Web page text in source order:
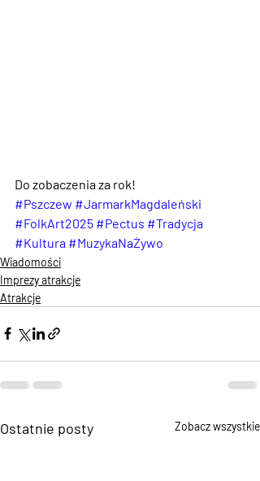
Do zobaczenia za rok!
#Pszczew #JarmarkMagdaleński
#FolkArt2025 #Pectus #Tradycja
#Kultura #MuzykaNaŻywo
Wiadomości
Imprezy atrakcje
Atrakcje
Ostatnie posty Zobacz wszystkie